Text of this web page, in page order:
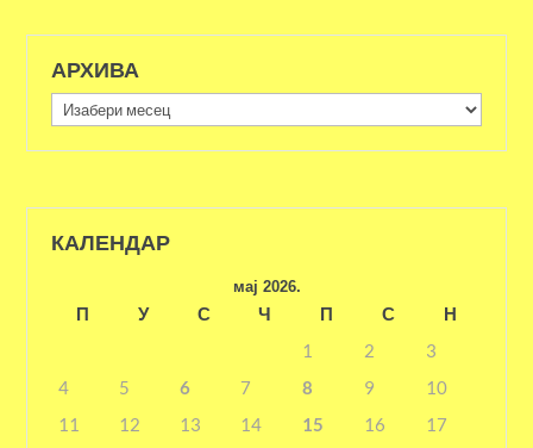
АРХИВА
Архива
КАЛЕНДАР
мај 2026.
П У С Ч П С
Н
1
2
3
4
5 6 7 8 9
10
11
12 13 14 15 16
17